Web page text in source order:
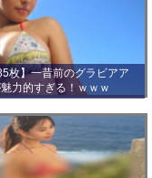
枚】一昔前のグラビアア
力的すぎる！ｗｗｗ